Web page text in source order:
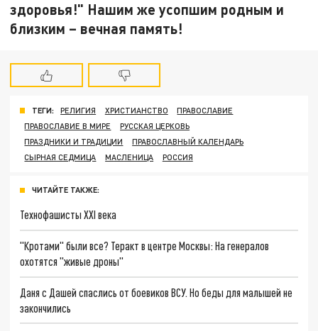
здоровья!" Нашим же усопшим родным и
близким – вечная память!
ТЕГИ: РЕЛИГИЯ ХРИСТИАНСТВО
ПРАВОСЛАВИЕ
ПРАВОСЛАВИЕ В МИРЕ
РУССКАЯ ЦЕРКОВЬ
ПРАЗДНИКИ И ТРАДИЦИИ
ПРАВОСЛАВНЫЙ КАЛЕНДАРЬ
СЫРНАЯ СЕДМИЦА
МАСЛЕНИЦА РОССИЯ
ЧИТАЙТЕ ТАКЖЕ:
Технофашисты XXI века
"Кротами" были все? Теракт в центре Москвы: На генералов
охотятся "живые дроны"
Даня с Дашей спаслись от боевиков ВСУ. Но беды для малышей не
закончились